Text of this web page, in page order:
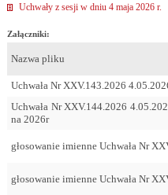
Uchwały z sesji w dniu 4 maja 2026 r.
Załączniki:
Nazwa pliku
Uchwała Nr XXV.143.2026
Uchwała Nr XXV.144.2026
na 2026r
głosowanie imienne Uchwała Nr
głosowanie imienne Uchwała Nr